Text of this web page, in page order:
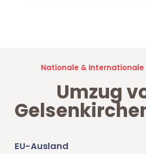
Nationale & Internationale
Umzug
EU-Ausland